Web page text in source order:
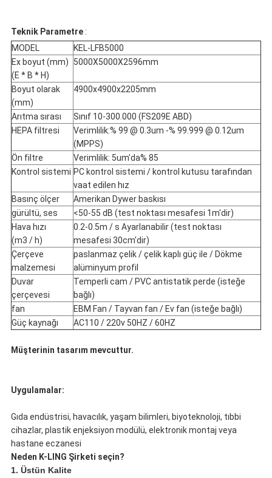
Teknik Parametre:
MODEL
KEL-LFB5000
Ex boyut (mm)
(E * B * H)
5000X5000X2596mm
Boyut olarak
(mm)
4900x4900x2205mm
Arıtma sırası
Sınıf 10-300.000 (FS209E ABD)
HEPA filtresi
Verimlilik:% 99 @ 0.3um -% 99.999 @ 0.12um
(MPPS)
Ön filtre
Verimlilik: 5um'da% 85
Kontrol sistemi PC kontrol sistemi / kontrol kutusu tarafından
vaat edilen hız
Basınç ölçer
Amerikan Dywer baskısı
gürültü, ses
<50-55 dB (test noktası mesafesi 1m'dir)
Hava hızı
(m3 / h)
0.2-0.5m / s Ayarlanabilir (test noktası
mesafesi 30cm'dir)
Çerçeve
malzemesi
paslanmaz çelik / çelik kaplı güç ile / Dökme
alüminyum profil
Duvar
çerçevesi
Temperli cam / PVC antistatik perde (isteğe
bağlı)
fan
EBM Fan / Tayvan fan / Ev fan (isteğe bağlı)
Güç kaynağı
AC110 / 220v 50HZ / 60HZ
Müşterinin tasarım mevcuttur.
Uygulamalar:
Gıda endüstrisi, havacılık, yaşam bilimleri, biyoteknoloji, tıbbi
cihazlar, plastik enjeksiyon modülü, elektronik montaj veya
hastane eczanesi
Neden K-LING Şirketi seçin?
1. Üstün Kalite